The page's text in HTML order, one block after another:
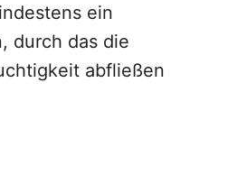
ein
durch das die
abfließen